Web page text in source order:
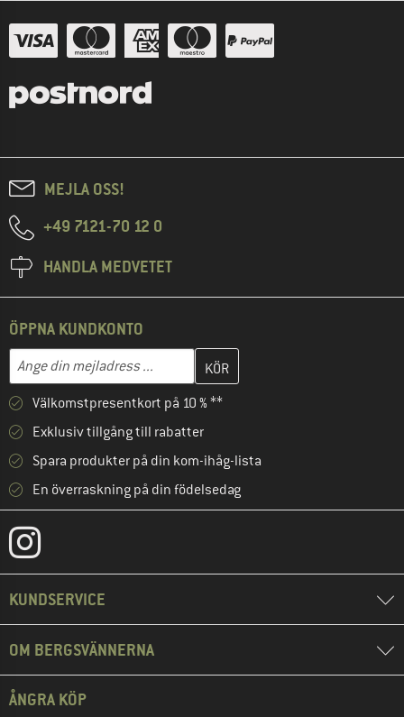
MEJLA OSS!
+49 7121-70 12 0
HANDLA MEDVETET
ÖPPNA KUNDKONTO
Mejladress
Skriv in din e-postadress här och skapa ditt kundkonto i nästa
Välkomstpresentkort på 10 % **
Exklusiv tillgång till rabatter
Spara produkter på din kom-ihåg-lista
En överraskning på din födelsedag
KUNDSERVICE
OM BERGSVÄNNERNA
ÅNGRA KÖP